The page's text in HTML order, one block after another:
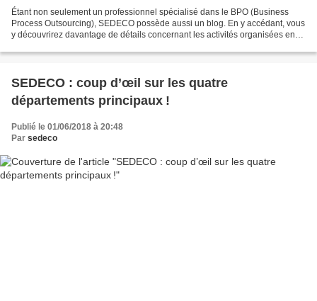
Étant non seulement un professionnel spécialisé dans le BPO (Business
Process Outsourcing), SEDECO possède aussi un blog. En y accédant, vous
y découvrirez davantage de détails concernant les activités organisées en
SEDECO : coup d’œil sur les quatre
départements principaux !
Publié le 01/06/2018 à 20:48
Par sedeco